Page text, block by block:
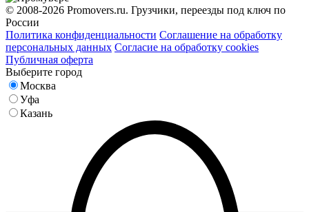
© 2008-2026 Promovers.ru. Грузчики, переезды под ключ по
России
Политика конфиденциальности Соглашение на обработку
персональных данных Согласие на обработку cookies
Публичная оферта
Выберите город
Москва
Уфа
Казань